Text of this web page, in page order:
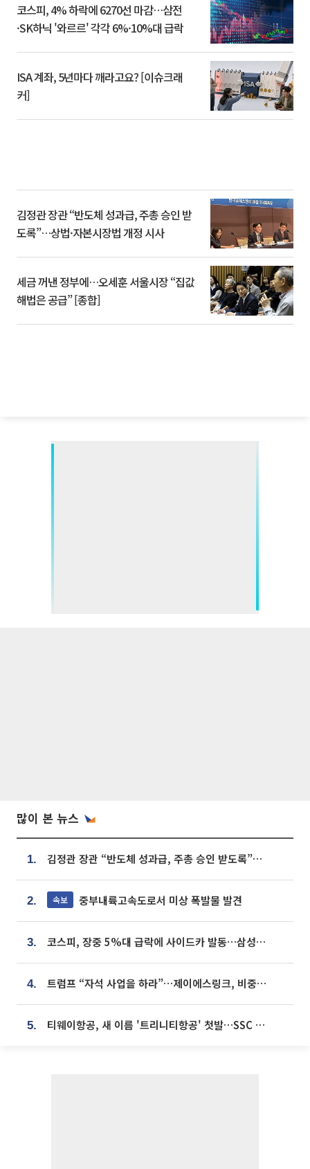
코스피, 4% 하락에 6270선 마감…삼전
·SK하닉 '와르르' 각각 6%·10%대 급락
ISA 계좌, 5년마다 깨라고요? [이슈크래
커]
김정관 장관 “반도체 성과급, 주총 승인 받
도록”…상법·자본시장법 개정 시사
세금 꺼낸 정부에…오세훈 서울시장 “집값
해법은 공급” [종합]
많이 본 뉴스
1. 김정관 장관 “반도체 성과급, 주총 승인 받도록”…상법·자본시장법 개정 시사
2. 속보 중부내륙고속도로서 미상 폭발물 발견
3. 코스피, 장중 5%대 급락에 사이드카 발동…삼성·SK 동반 폭락
4. 트럼프 “자석 사업을 하라”…제이에스링크, 비중국 영구자석 공급망 구축 속도
5. 티웨이항공, 새 이름 '트리니티항공' 첫발…SSC 전략 본격화